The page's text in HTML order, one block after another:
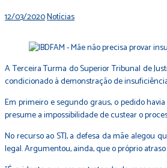
12/03/2020Notícias
A Terceira Turma do Superior Tribunal de
condicionado à demonstração de
Em primeiro e segundo graus, o pedido
presume a impossibilidade de custear o
No recurso ao STJ, a defesa da mãe alegou
legal. Argumentou, ainda, que o próprio